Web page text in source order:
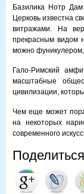
Базилика Нотр
Церковь известна
витражами. На
прекрасным видом
можно
Гало-Римский
масштабные
цивилизации,
Чем еще может
на некоторых
современного